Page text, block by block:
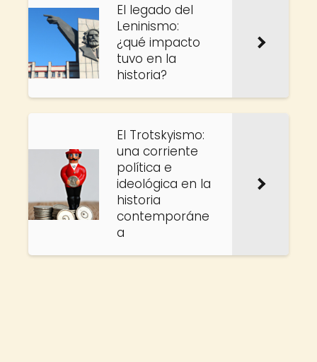
El legado del
Leninismo:
¿qué impacto
tuvo en la
historia?
El Trotskyismo:
una corriente
política e
ideológica en la
historia
contemporáne
a